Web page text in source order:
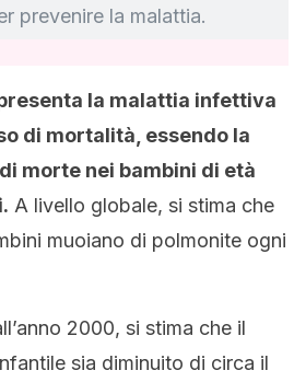
prevenire la malattia.
la malattia infettiva
di mortalità, essendo la
morte nei bambini di età
A livello globale, si stima che
muoiano di polmonite ogni
2000, si stima che il
sia diminuito di circa il